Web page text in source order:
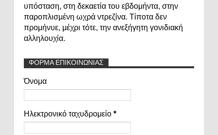
υπόσταση, στη δεκαετία του εβδομήντα, στην
παροπλισμένη ωχρά ντρεζίνα. Τίποτα δεν
προμήνυε, μέχρι τότε, την ανεξήγητη γονιδιακή
αλληλουχία.
ΦΟΡΜΑ ΕΠΙΚΟΙΝΩΝΙΑΣ
Όνομα
Ηλεκτρονικό ταχυδρομείο *